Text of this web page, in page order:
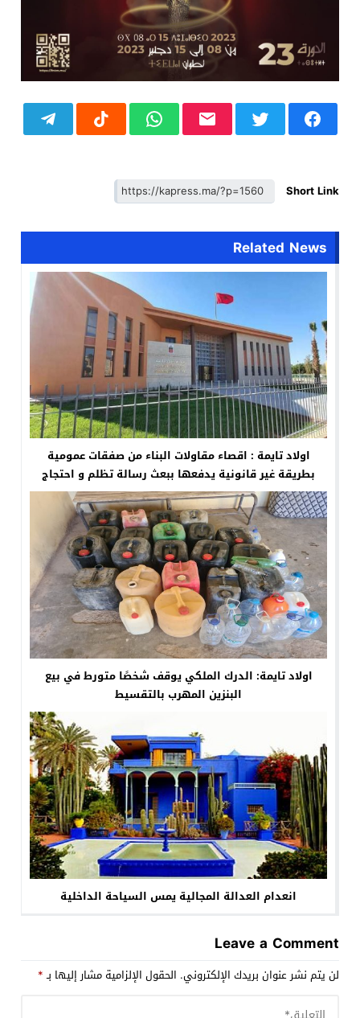
Short Link
Related News
اولاد تايمة : اقصاء مقاولات البناء من صفقات عمومية
بطريقة غير قانونية يدفعها ببعث رسالة تظلم و احتجاج
لعدة جهات
اولاد تايمة: الدرك الملكي يوقف شخصًا متورط في بيع
البنزين المهرب بالتقسيط
انعدام العدالة المجالية يمس السياحة الداخلية
Leave a Comment
لن يتم نشر عنوان بريدك الإلكتروني. الحقول الإلزامية مشار إليها بـ*